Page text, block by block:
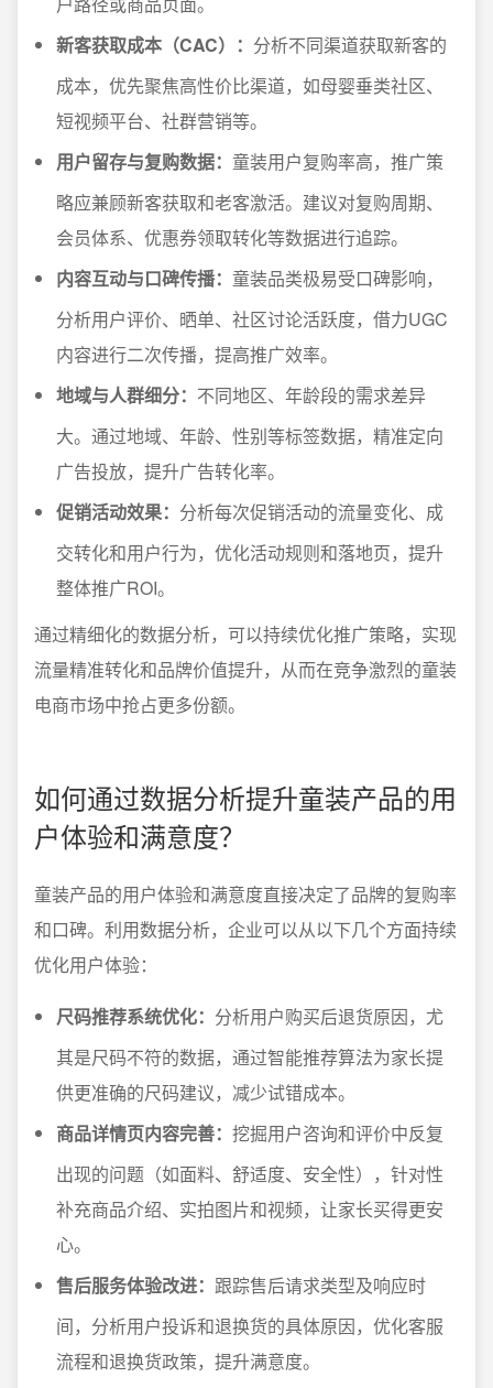
新客获取成本（CAC）： 分析不同渠道获取新客的
成本，优先聚焦高性价比渠道，如母婴垂类社区、
短视频平台、社群营销等。
用户留存与复购数据： 童装用户复购率高，推广策
略应兼顾新客获取和老客激活。建议对复购周期、
会员体系、优惠券领取转化等数据进行追踪。
内容互动与口碑传播： 童装品类极易受口碑影响，
分析用户评价、晒单、社区讨论活跃度，借力UGC
内容进行二次传播，提高推广效率。
地域与人群细分： 不同地区、年龄段的需求差异
大。通过地域、年龄、性别等标签数据，精准定向
广告投放，提升广告转化率。
促销活动效果： 分析每次促销活动的流量变化、成
交转化和用户行为，优化活动规则和落地页，提升
整体推广ROI。
通过精细化的数据分析，可以持续优化推广策略，实现
流量精准转化和品牌价值提升，从而在竞争激烈的童装
电商市场中抢占更多份额。
如何通过数据分析提升童装产品的用
户体验和满意度？
童装产品的用户体验和满意度直接决定了品牌的复购率
和口碑。利用数据分析，企业可以从以下几个方面持续
优化用户体验：
尺码推荐系统优化： 分析用户购买后退货原因，尤
其是尺码不符的数据，通过智能推荐算法为家长提
供更准确的尺码建议，减少试错成本。
商品详情页内容完善： 挖掘用户咨询和评价中反复
出现的问题（如面料、舒适度、安全性），针对性
补充商品介绍、实拍图片和视频，让家长买得更安
心。
售后服务体验改进： 跟踪售后请求类型及响应时
间，分析用户投诉和退换货的具体原因，优化客服
流程和退换货政策，提升满意度。